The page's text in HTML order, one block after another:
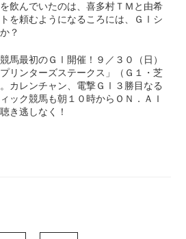
飲んでいたのは、喜多村ＴＭと由希
を頼むようになるころには、ＧⅠシ
？
馬最初のＧⅠ開催！９／３０（日）
リンターズステークス」（Ｇ１・芝
カレンチャン、電撃ＧⅠ３勝目なる
ック競馬も朝１０時からＯＮ．ＡＩ
き逃しなく！